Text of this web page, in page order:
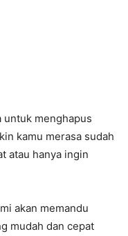
untuk menghapus
kamu merasa sudah
atau hanya ingin
akan memandu
mudah dan cepat